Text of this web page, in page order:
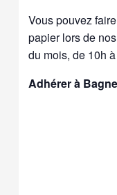
Vous pouvez
papier lors de
du mois, de 10h
Adhérer à